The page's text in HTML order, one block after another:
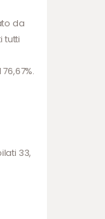
da
tutti
33,